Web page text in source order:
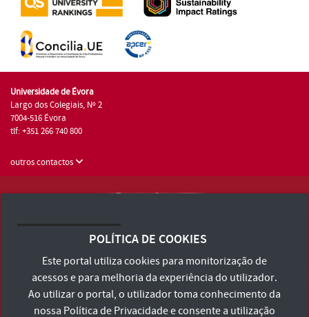
Universidade de Évora
Largo dos Colegiais, Nº 2
7004-516 Évora
tlf: +351 266 740 800
outros contactos
Consulte os Termos e Condições e Política de Privacidade
Declaração de Acessibilidade
POLÍTICA DE COOKIES
Este portal utiliza cookies para monitorização de
acessos e para melhoria da experiência do utilizador.
Ao utilizar o portal, o utilizador toma conhecimento da
nossa Política de Privacidadee consente a utilização